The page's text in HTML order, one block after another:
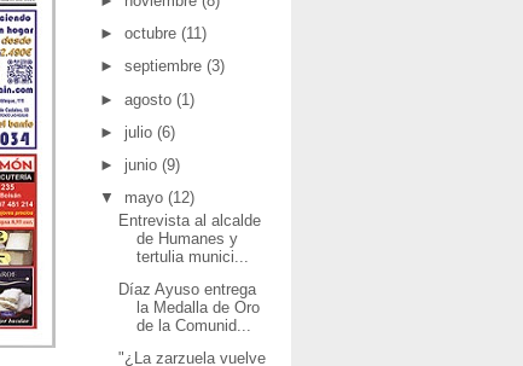
► octubre (11)
► septiembre (3)
► agosto (1)
► julio (6)
► junio (9)
▼
mayo (12)
Entrevista al alcalde
de Humanes y
tertulia munici...
Díaz Ayuso entrega
la Medalla de Oro
de la Comunid...
"¿La zarzuela vuelve